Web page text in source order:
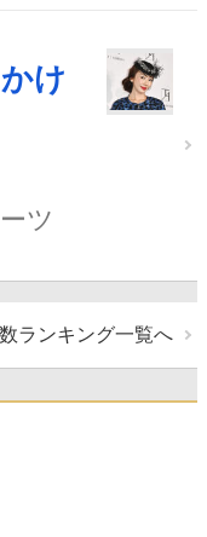
け
ツ
ランキング一覧へ